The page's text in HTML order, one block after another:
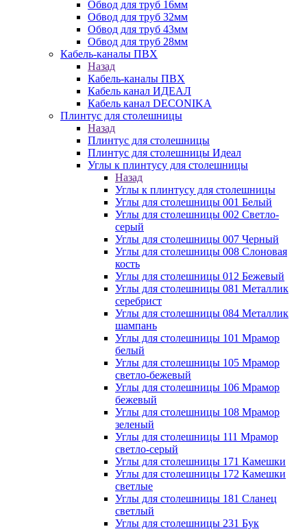
Обвод для труб 16мм
Обвод для труб 32мм
Обвод для труб 43мм
Обвод для труб 28мм
Кабель-каналы ПВХ
Назад
Кабель-каналы ПВХ
Кабель канал ИДЕАЛ
Кабель канал DECONIKA
Плинтус для столешницы
Назад
Плинтус для столешницы
Плинтус для столешницы Идеал
Углы к плинтусу для столешницы
Назад
Углы к плинтусу для столешницы
Углы для столешницы 001 Белый
Углы для столешницы 002 Светло-
серый
Углы для столешницы 007 Черный
Углы для столешницы 008 Слоновая
кость
Углы для столешницы 012 Бежевый
Углы для столешницы 081 Металлик
серебрист
Углы для столешницы 084 Металлик
шампань
Углы для столешницы 101 Мрамор
белый
Углы для столешницы 105 Мрамор
светло-бежевый
Углы для столешницы 106 Мрамор
бежевый
Углы для столешницы 108 Мрамор
зеленый
Углы для столешницы 111 Мрамор
светло-серый
Углы для столешницы 171 Камешки
Углы для столешницы 172 Камешки
светлые
Углы для столешницы 181 Сланец
светлый
Углы для столешницы 231 Бук